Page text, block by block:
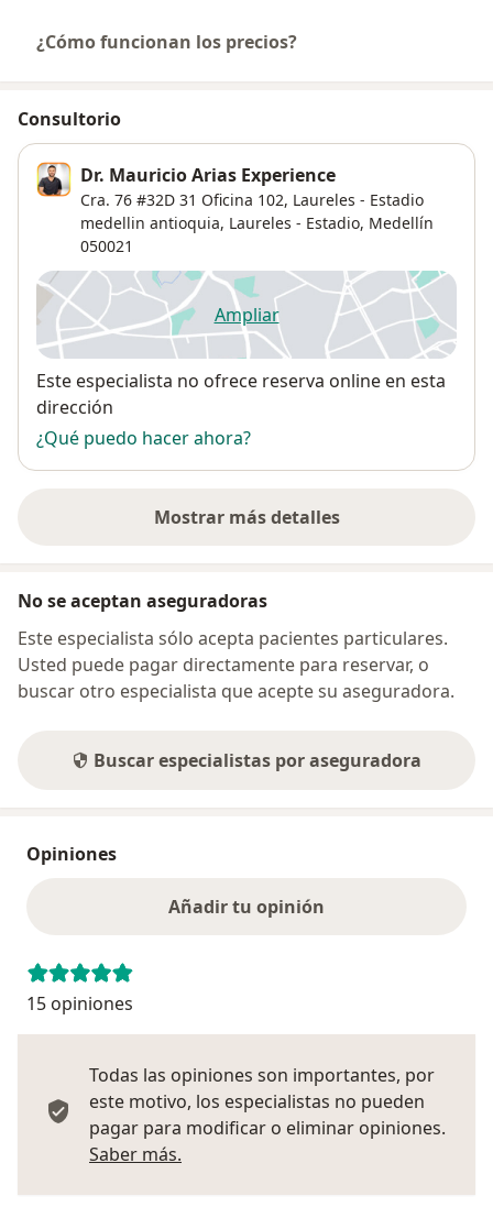
¿Cómo funcionan los precios?
Consultorio
Dr. Mauricio Arias Experience
Cra. 76 #32D 31 Oficina 102, Laureles - Estadio
medellin antioquia, Laureles - Estadio, Medellín
050021
Ampliarse abre en una nueva
Disponibilidad
Este especialista no ofrece reserva online en esta
dirección
¿Qué puedo hacer ahora?
Mostrar más detalles
sobre la dirección
No se aceptan aseguradoras
Este especialista sólo acepta pacientes particulares.
Usted puede pagar directamente para reservar, o
buscar otro especialista que acepte su aseguradora.
Buscar especialistas por aseguradora
Opiniones
Añadir tu opinión
15 opiniones
Todas las opiniones son importantes, por
este motivo, los especialistas no pueden
pagar para modificar o eliminar opiniones.
Saber más.